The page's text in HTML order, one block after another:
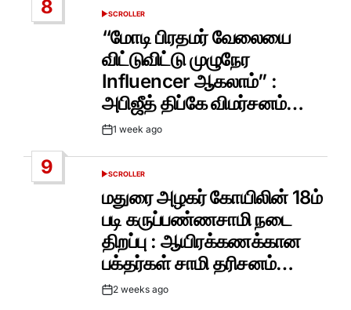
8
POSTED
SCROLLER
“மோடி பிரதமர் வேலையை
விட்டுவிட்டு முழுநேர
Influencer ஆகலாம்” :
அபிஜீத் திப்கே விமர்சனம்…
Post1 week ago
9
POSTED
SCROLLER
மதுரை அழகர் கோயிலின் 18ம்
படி கருப்பண்ணசாமி நடை
திறப்பு : ஆயிரக்கணக்கான
பக்தர்கள் சாமி தரிசனம்…
Post2 weeks ago